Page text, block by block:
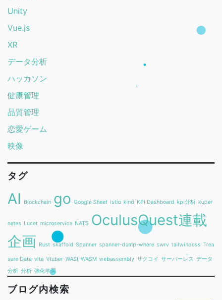
Unity
Vue.js
XR
データ分析
ハッカソン
健康管理
品質管理
恋愛ゲーム
映像
タグ
AI Blockchain go Google Sheet istio kind KPI Dashboard kpi分析 kuber
netes Lucet microservice NATS OculusQuest連載
企画 Rust skaffold Spanner spanner-dump-where swrv tailwindcss Trea
sure Data vite Vtuber WASI WASM webassembly サクコイ サーバーレス データ
分析 分析 強化学習
ブログ内検索